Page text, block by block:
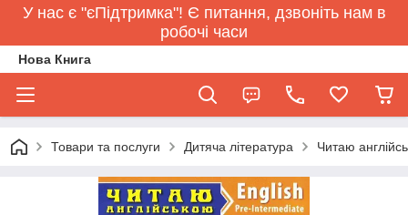
У нас є "єПідтримка"! Є питання, дзвоніть нам в
робочі часи
Нова Книга
Товари та послуги Дитяча література Читаю